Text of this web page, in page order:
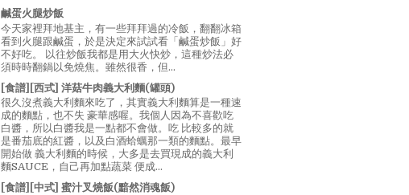
鹹蛋火腿炒飯
今天家裡拜地基主，有一些拜拜過的冷飯，翻翻冰箱
看到火腿跟鹹蛋，於是決定來試試看「鹹蛋炒飯」好
不好吃。 以往炒飯我都是用大火快炒，這種炒法必
須時時翻鍋以免燒焦。雖然很香，但...
[食譜][西式] 洋菇牛肉義大利麵(罐頭)
很久沒煮義大利麵來吃了，其實義大利麵算是一種速
成的麵點，也不失 豪華感喔。我個人因為不喜歡吃
白醬，所以白醬我是一點都不會做。吃 比較多的就
是番茄底的紅醬，以及白酒蛤蠣那一類的麵點。最早
開始做 義大利麵的時候，大多是去買現成的義大利
麵SAUCE，自己再加點蔬菜 便成...
[食譜][中式] 蜜汁叉燒飯(黯然消魂飯)